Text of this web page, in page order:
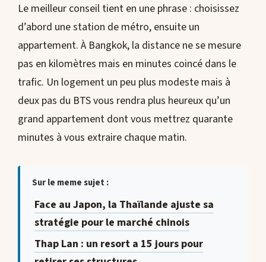
Le meilleur conseil tient en une phrase : choisissez
d’abord une station de métro, ensuite un
appartement. À Bangkok, la distance ne se mesure
pas en kilomètres mais en minutes coincé dans le
trafic. Un logement un peu plus modeste mais à
deux pas du BTS vous rendra plus heureux qu’un
grand appartement dont vous mettrez quarante
minutes à vous extraire chaque matin.
Sur le meme sujet :
Face au Japon, la Thaïlande ajuste sa
stratégie pour le marché chinois
Thap Lan : un resort a 15 jours pour